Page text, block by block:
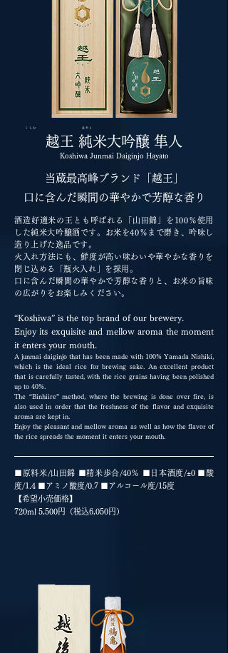
しわ はやと
越王 純米大吟醸 隼人
Koshiwa Junmai Daiginjo Hayato
当蔵最高峰ブランド「越王」
口に含んだ瞬間の華やかで芳醇な香り
酒造好適米の王とも呼ばれる「山田錦」を100％使用
した純米大吟醸酒です。お米を40％まで磨き、吟味し
造り上げた逸品です。
火入れ方法にも、鮮度が高い味わいや華やかな香りを
閉じ込める「瓶火入れ」を採用。
口に含んだ瞬間の華やかで芳醇な香りと、お米の旨味
の広がりをお楽しみください。
“Koshiwa” is the top brand of our brewery.
Enjoy its exquisite and mellow aroma the moment
it enters your mouth.
A junmai daiginjo that has been made with 100% Yamada Nishiki,
which is the ideal rice for brewing sake. An excellent product
that is carefully tasted, with the rice grains having been polished
up to 40%.
The “Binhiire” method, where the brewing is done over fire, is
also used in order that the freshness of the flavor and exquisite
aroma are kept in.
Enjoy the pleasant and mellow aroma as well as how the flavor of
the rice spreads the moment it enters your mouth.
■原料米/山田錦 ■精米歩合/40％ ■日本酒度/±0 ■酸
度/1.4 ■アミノ酸度/0.7 ■アルコール度/15度
【希望小売価格】
720ml 5,500円（税込6,050円）